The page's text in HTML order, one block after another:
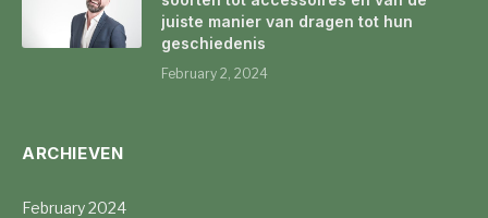
juiste manier van dragen tot hun
geschiedenis
February 2, 2024
ARCHIEVEN
February 2024